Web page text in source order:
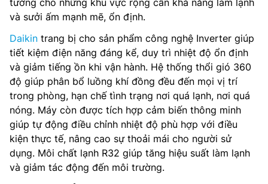
tưởng cho những khu vực rộng cần khả năng làm lạnh
và sưởi ấm mạnh mẽ, ổn định.
Daikin trang bị cho sản phẩm công nghệ Inverter giúp
tiết kiệm điện năng đáng kể, duy trì nhiệt độ ổn định
và giảm tiếng ồn khi vận hành. Hệ thống thổi gió 360
độ giúp phân bổ luồng khí đồng đều đến mọi vị trí
trong phòng, hạn chế tình trạng nơi quá lạnh, nơi quá
nóng. Máy còn được tích hợp cảm biến thông minh
giúp tự động điều chỉnh nhiệt độ phù hợp với điều
kiện thực tế, nâng cao sự thoải mái cho người sử
dụng. Môi chất lạnh R32 giúp tăng hiệu suất làm lạnh
và giảm tác động đến môi trường.